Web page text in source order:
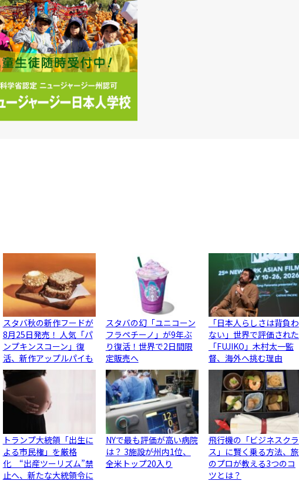
スタバ秋の新作フードが
8月25日発売！ 人気「パ
ンプキンスコーン」復
活、新作アップルパイも
スタバの幻「ユニコーン
フラペチーノ」が9年ぶ
り復活！世界で2日間限
定販売へ
「日本人らしさは背負わ
ない」世界で評価された
「FUJIKO」木村太一監
督、海外へ挑む理由
トランプ大統領「出生に
よる市民権」を厳格
化 “出産ツーリズム”禁
止へ、新たな大統領令に
NYで最も評価が高い病院
は？ 3施設が州内1位、
全米トップ20入り
飛行機の「ビジネスクラ
ス」に賢く乗る方法、旅
のプロが教える3つのコ
ツとは？